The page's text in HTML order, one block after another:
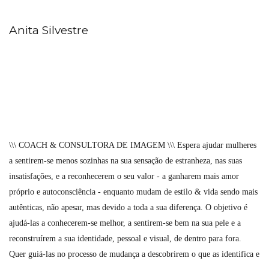
Anita Silvestre
\\\ COACH & CONSULTORA DE IMAGEM \\\ Espera ajudar mulheres
a sentirem-se menos sozinhas na sua sensação de estranheza, nas suas
insatisfações, e a reconhecerem o seu valor - a ganharem mais amor
próprio e autoconsciência - enquanto mudam de estilo & vida sendo mais
autênticas, não apesar, mas devido a toda a sua diferença. O objetivo é
ajudá-las a conhecerem-se melhor, a sentirem-se bem na sua pele e a
reconstruírem a sua identidade, pessoal e visual, de dentro para fora.
Quer guiá-las no processo de mudança a descobrirem o que as identifica e